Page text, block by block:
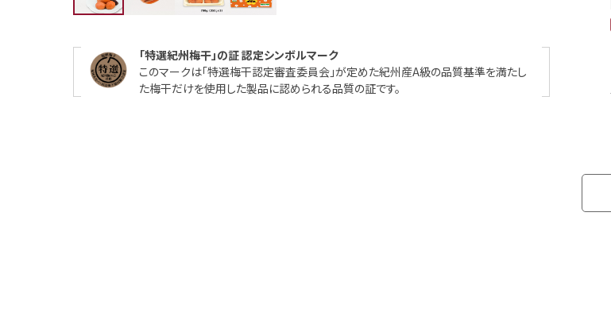
「特選紀州梅干」の証 認定シンボルマーク
このマークは「特選梅干認定審査委員会」が定めた紀州産A級の品質基準を満たし
た梅干だけを使用した製品に認められる品質の証です。